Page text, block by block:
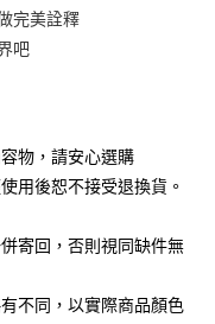
完美詮釋
吧
物，請安心選購
用後恕不接受退換貨。
寄回，否則視同缺件無
不同，以實際商品顏色